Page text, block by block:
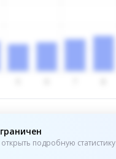
подробную статистику